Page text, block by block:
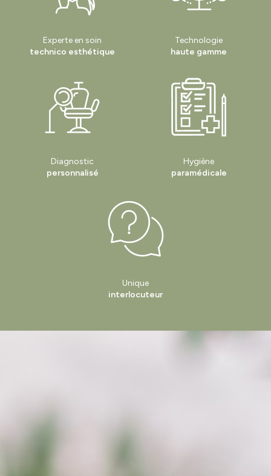
Experte en soin
technico esthétique
Technologie
haute gamme
Diagnostic
personnalisé
Hygiène
paramédicale
Unique
interlocuteur